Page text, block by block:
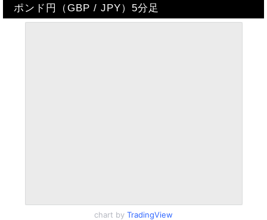
ポンド円（GBP / JPY）5分足
chart by TradingView